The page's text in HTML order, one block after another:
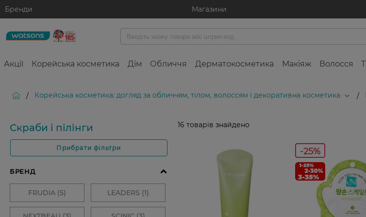
Бренди Магазини
Акції Корейська косметика Дім Обличчя Дерматокосметика Макіяж Волосся
/ Корейська косметика: догляд за обличчям, тілом, волоссям і декоративна косметика /
Скраби і пілінги
Прибрати фільтри
16 товарів знайдено
-25%